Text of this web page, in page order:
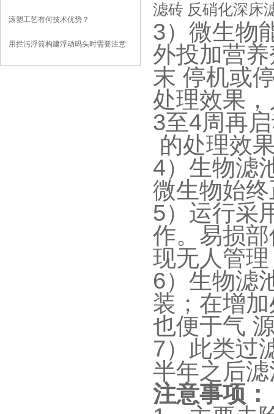
滚塑工艺有何技术优势？
用拦污浮筒构建浮动码头时需要注意
滤砖 反硝化深床
3）微生物
外投加营
末 停机或
处理效果
3至4周再
的处理效
4）生物滤
微生物始
5）运行采
作。易损
现无人管
6）生物滤
装；在增
也便于气
7）此类过
半年之后
注意事项：